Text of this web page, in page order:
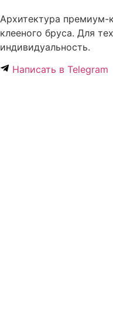
Архитектура премиум-
клееного бруса. Для
индивидуальность.
Написать в Telegram